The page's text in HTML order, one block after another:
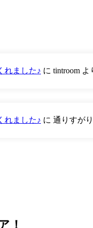
れました♪ に tintroom よ
れました♪ に 通りすがり
！